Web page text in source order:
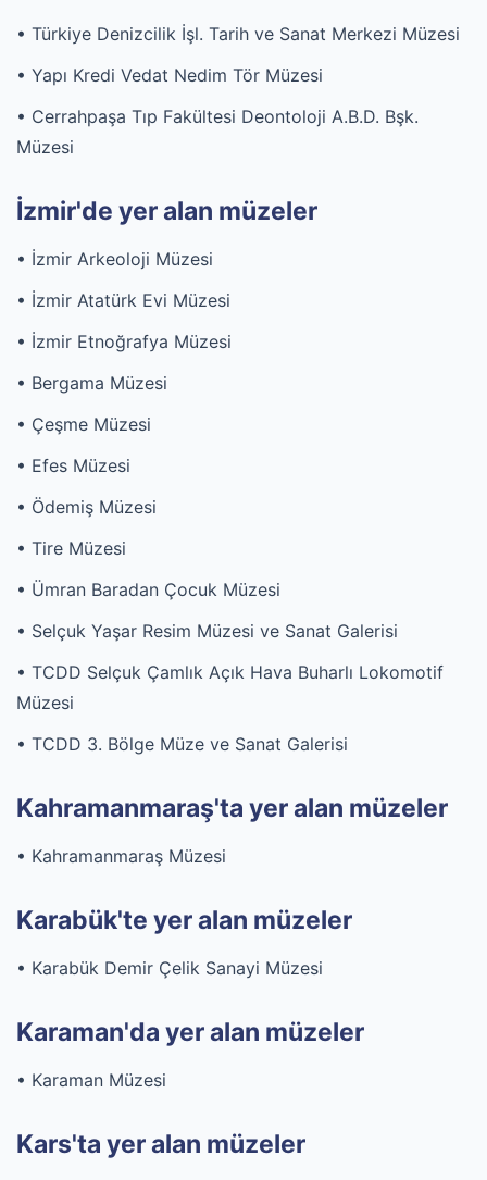
• Türkiye Denizcilik İşl. Tarih ve Sanat Merkezi Müzesi
• Yapı Kredi Vedat Nedim Tör Müzesi
• Cerrahpaşa Tıp Fakültesi Deontoloji A.B.D. Bşk.
Müzesi
İzmir'de yer alan müzeler
• İzmir Arkeoloji Müzesi
• İzmir Atatürk Evi Müzesi
• İzmir Etnoğrafya Müzesi
• Bergama Müzesi
• Çeşme Müzesi
• Efes Müzesi
• Ödemiş Müzesi
• Tire Müzesi
• Ümran Baradan Çocuk Müzesi
• Selçuk Yaşar Resim Müzesi ve Sanat Galerisi
• TCDD Selçuk Çamlık Açık Hava Buharlı Lokomotif
Müzesi
• TCDD 3. Bölge Müze ve Sanat Galerisi
Kahramanmaraş'ta yer alan müzeler
• Kahramanmaraş Müzesi
Karabük'te yer alan müzeler
• Karabük Demir Çelik Sanayi Müzesi
Karaman'da yer alan müzeler
• Karaman Müzesi
Kars'ta yer alan müzeler